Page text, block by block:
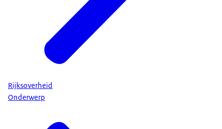
Rijksoverheid
Onderwerp